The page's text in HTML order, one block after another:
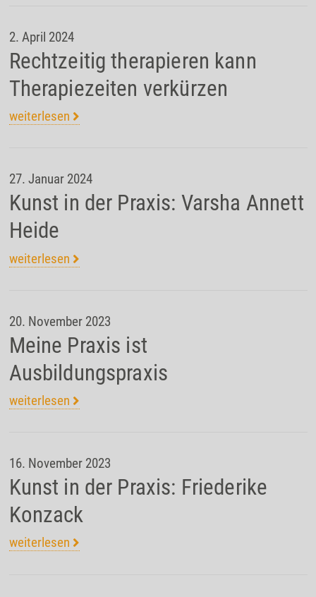
2. April 2024
Rechtzeitig therapieren kann
Therapiezeiten verkürzen
weiterlesen
27. Januar 2024
Kunst in der Praxis: Varsha Annett
Heide
weiterlesen
20. November 2023
Meine Praxis ist
Ausbildungspraxis
weiterlesen
16. November 2023
Kunst in der Praxis: Friederike
Konzack
weiterlesen